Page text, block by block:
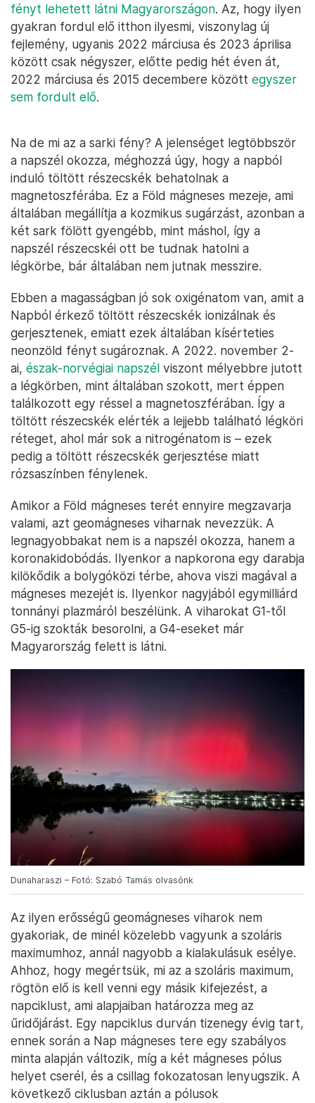
fényt lehetett látni Magyarországon. Az, hogy ilyen
gyakran fordul elő itthon ilyesmi, viszonylag új
fejlemény, ugyanis 2022 márciusa és 2023 áprilisa
között csak négyszer, előtte pedig hét éven át,
2022 márciusa és 2015 decembere között egyszer
sem fordult elő.
Na de mi az a sarki fény? A jelenséget legtöbbször
a napszél okozza, méghozzá úgy, hogy a napból
induló töltött részecskék behatolnak a
magnetoszférába. Ez a Föld mágneses mezeje, ami
általában megállítja a kozmikus sugárzást, azonban a
két sark fölött gyengébb, mint máshol, így a
napszél részecskéi ott be tudnak hatolni a
légkörbe, bár általában nem jutnak messzire.
Ebben a magasságban jó sok oxigénatom van, amit a
Napból érkező töltött részecskék ionizálnak és
gerjesztenek, emiatt ezek általában kísérteties
neonzöld fényt sugároznak. A 2022. november 2-
ai, észak-norvégiai napszél viszont mélyebbre jutott
a légkörben, mint általában szokott, mert éppen
találkozott egy réssel a magnetoszférában. Így a
töltött részecskék elérték a lejjebb található légköri
réteget, ahol már sok a nitrogénatom is – ezek
pedig a töltött részecskék gerjesztése miatt
rózsaszínben fénylenek.
Amikor a Föld mágneses terét ennyire megzavarja
valami, azt geomágneses viharnak nevezzük. A
legnagyobbakat nem is a napszél okozza, hanem a
koronakidobódás. Ilyenkor a napkorona egy darabja
kilökődik a bolygóközi térbe, ahova viszi magával a
mágneses mezejét is. Ilyenkor nagyjából egymilliárd
tonnányi plazmáról beszélünk. A viharokat G1-től
G5-ig szokták besorolni, a G4-eseket már
Magyarország felett is látni.
Dunaharaszi – Fotó: Szabó Tamás olvasónk
Az ilyen erősségű geomágneses viharok nem
gyakoriak, de minél közelebb vagyunk a szoláris
maximumhoz, annál nagyobb a kialakulásuk esélye.
Ahhoz, hogy megértsük, mi az a szoláris maximum,
rögtön elő is kell venni egy másik kifejezést, a
napciklust, ami alapjaiban határozza meg az
űridőjárást. Egy napciklus durván tizenegy évig tart,
ennek során a Nap mágneses tere egy szabályos
minta alapján változik, míg a két mágneses pólus
helyet cserél, és a csillag fokozatosan lenyugszik. A
következő ciklusban aztán a pólusok